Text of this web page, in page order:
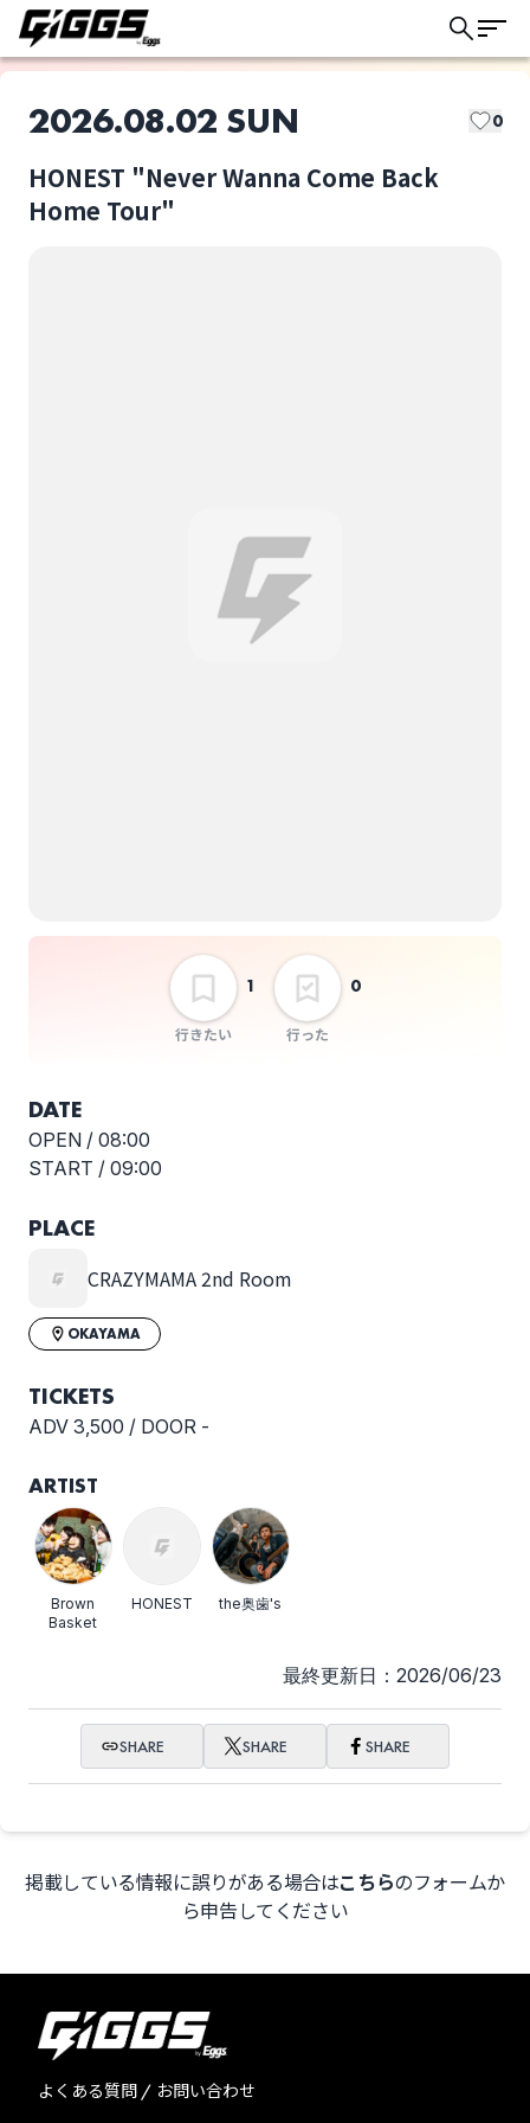
2026.08.02 SUN 0
HONEST "Never Wanna Come Back
Home Tour"
行きたい
1
行った
0
DATE
OPEN / 08:00
START / 09:00
PLACE
CRAZYMAMA 2nd Room
OKAYAMA
TICKETS
ADV 3,500 / DOOR -
ARTIST
Brown
Basket
HONEST the奥歯's
最終更新日：2026/06/23
SHARE SHARE SHARE
掲載している情報に誤りがある場合はこちらのフォームか
ら申告してください
このライブの取り置きは終了しました
よくある質問 / お問い合わせ